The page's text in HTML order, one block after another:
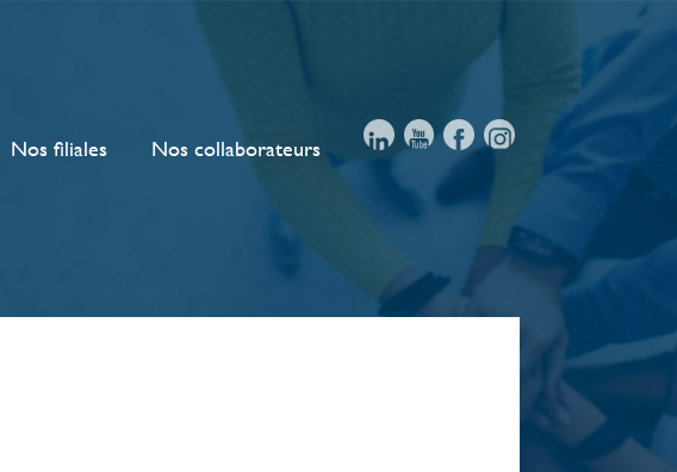
Nos filiales Nos collaborateurs